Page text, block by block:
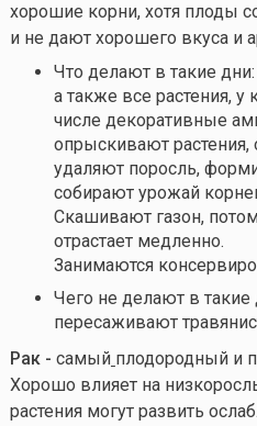
хорошие корни, хотя плоды
и не дают хорошего вкуса и
Что делают в такие
а также все растения,
числе декоративные
опрыскивают растения,
удаляют поросль,
собирают урожай
Скашивают газон,
отрастает медленно.
Занимаются
Чего не делают в
пересаживают
Рак - самый плодородный и
Хорошо влияет на
растения могут развить